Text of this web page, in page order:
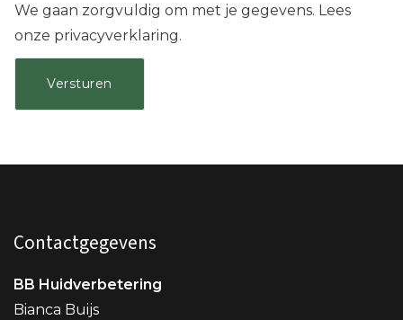
We gaan zorgvuldig om met je gegevens. Lees
onze privacyverklaring.
Contactgegevens
BB Huidverbetering
Bianca Buijs